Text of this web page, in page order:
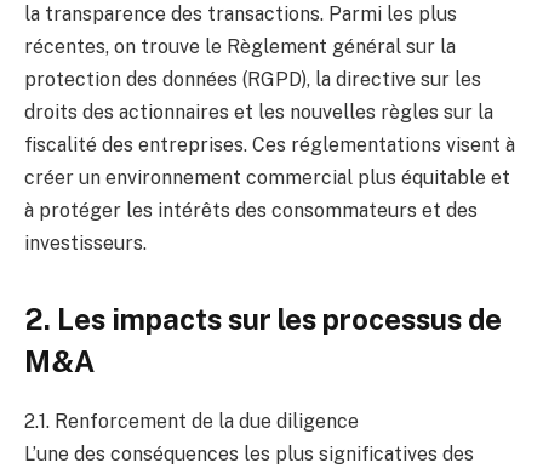
la transparence des transactions. Parmi les plus
récentes, on trouve le Règlement général sur la
protection des données (RGPD), la directive sur les
droits des actionnaires et les nouvelles règles sur la
fiscalité des entreprises. Ces réglementations visent à
créer un environnement commercial plus équitable et
à protéger les intérêts des consommateurs et des
investisseurs.
2. Les impacts sur les processus de
M&A
2.1. Renforcement de la due diligence
L’une des conséquences les plus significatives des